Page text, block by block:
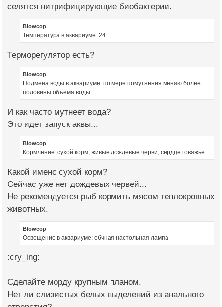
селятся нитрифицирующие биобактерии.
Blowcop
Температура в аквариуме: 24
Терморегулятор есть?
Blowcop
Подмена воды в аквариуме: по мере помутнения меняю более
половины объема воды
И как часто мутнеет вода?
Это идет запуск аквы...
Blowcop
Кормление: сухой корм, живые дождевые черви, сердце говяжье
Какой имено сухой корм?
Сейчас уже нет дождевых червей...
Не рекомендуется рыб кормить мясом теплокровных
животных.
Blowcop
Освещение в аквариуме: обчная настольная лампа
:cry_ing:
Сделайте морду крупным планом.
Нет ли слизистых белых выделений из анального